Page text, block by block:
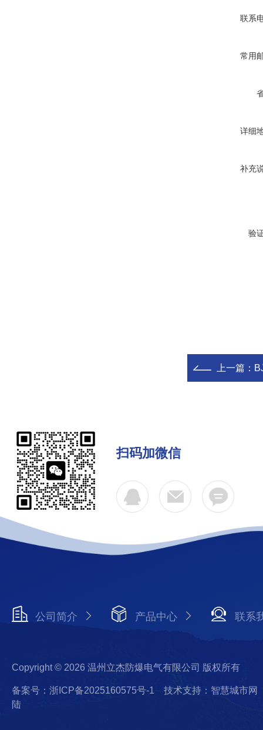
联系
常用
详细
补充
验
上一篇：
扫码加微信
公司简介 产品中心 联系
Copyright © 2026 温州立杰防爆电气有限公司 版权所有
备案号：浙ICP备2025160575号-1
技术支持：智慧城市网
陆